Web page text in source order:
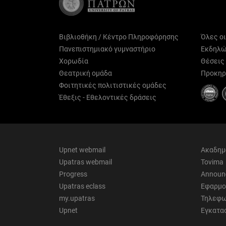
Βιβλιοθήκη / Κέντρο Πληροφόρησης
Πανεπιστημιακό γυμναστήριο
Χορωδία
Θεατρική ομάδα
Φοιτητικές πολιτιστικές ομάδες
Έθεξις - Εθελοντικές δράσεις
Όλες
Θέσεις
Upnet webmail
Upatras webmail
Progress
Upatras eclass
my.upatras
Upnet
Tovima